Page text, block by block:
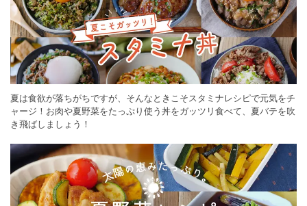
夏は食欲が落ちがちですが、そんなときこそスタミナレシピで元気をチ
ャージ！お肉や夏野菜をたっぷり使う丼をガッツリ食べて、夏バテを吹
き飛ばしましょう！